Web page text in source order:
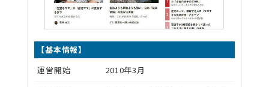
【基本情報】
運営開始
2010年3月